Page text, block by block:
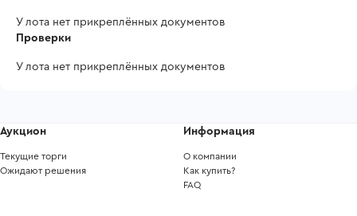
У лота нет прикреплённых документов
Проверки
У лота нет прикреплённых документов
Аукцион
Текущие торги
Ожидают решения
Информация
О компании
Как купить?
FAQ